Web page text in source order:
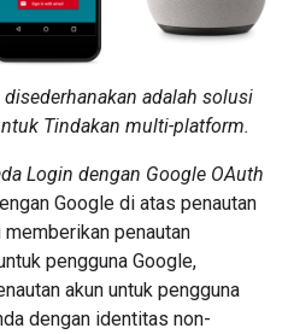
adalah solusi
Tindakan multi-platform.
Login dengan Google OAuth
Google di atas penautan
penautan
pengguna Google,
akun untuk pengguna
dengan identitas non-